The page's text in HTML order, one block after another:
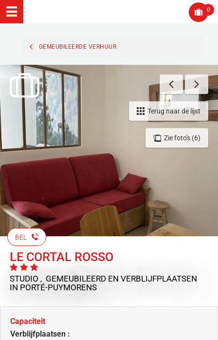
0
GEMEUBILEERDE VERHUUR
Zie foto's (6)
Terug naar de lijst
BEL
LE CORTAL ROSSO
STUDIO , GEMEUBILEERD EN VERBLIJFPLAATSEN
IN PORTÉ-PUYMORENS
Capaciteit
Verblijfplaatsen :